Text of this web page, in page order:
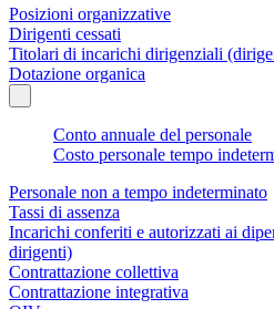
Posizioni organizzative
Dirigenti cessati
Titolari di incarichi dirigenziali
Dotazione organica
Conto annuale del personale
Costo personale tempo
Personale non a tempo indeterminato
Tassi di assenza
Incarichi conferiti e autorizzati ai
dirigenti)
Contrattazione collettiva
Contrattazione integrativa